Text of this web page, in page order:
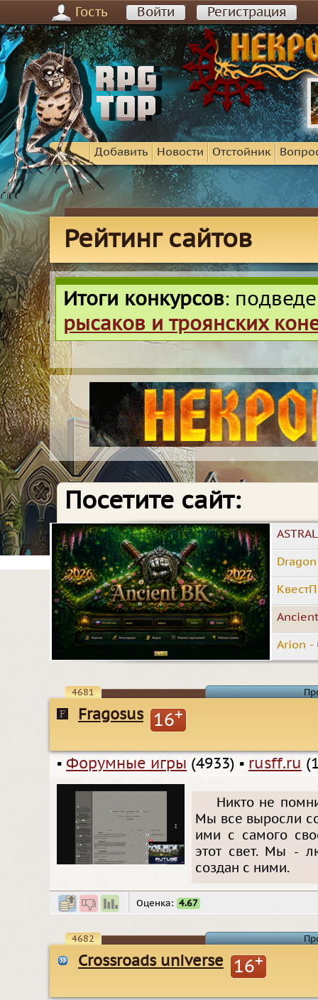
Гость Войти Регистрация
Добавить Новости Отстойник
Рейтинг сайтов
Итоги конкурсов:
рысаков и троянских
Посетите сайт:
Arion -
4681
Fragosus 16+
▪ Форумные игры (4933) ▪ rusff.ru
Никто не
Мы все выросли
ими с самого
этот свет. Мы -
создан с ними.
Оценка: 4.67
4682
Crossroads universe 16+